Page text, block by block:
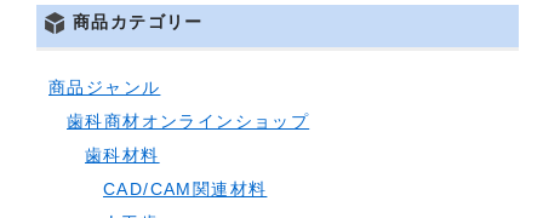
商品カテゴリー
商品ジャンル
歯科商材オンラインショップ
歯科材料
CAD/CAM関連材料